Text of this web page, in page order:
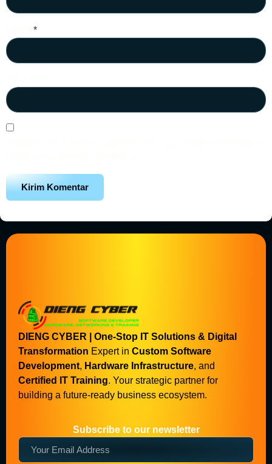
*
DIENG CYBER | One-Stop IT Solutions & Digital
Transformation Expert in Custom Software
Development, Hardware Infrastructure, and
Certified IT Training. Your strategic partner for
building a future-ready business ecosystem.
Subscribe to our newsletter